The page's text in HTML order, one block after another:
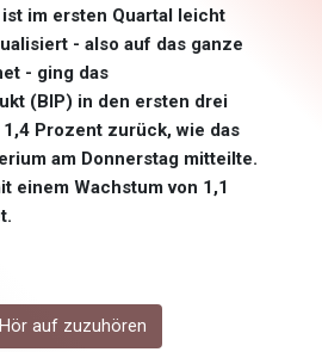
im ersten Quartal leicht
- also auf das ganze
- ging das
(BIP) in den ersten drei
Prozent zurück, wie das
am Donnerstag mitteilte.
einem Wachstum von 1,1
Hör auf zuzuhören